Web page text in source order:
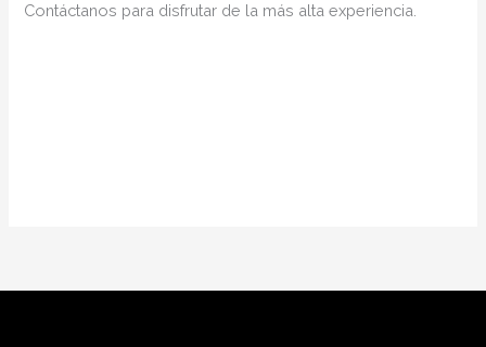
Contáctanos para disfrutar de la más alta experiencia.